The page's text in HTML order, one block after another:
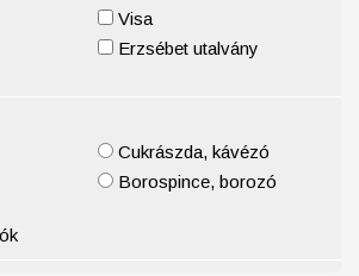
Visa
Erzsébet utalvány
Cukrászda, kávézó
Borospince, borozó